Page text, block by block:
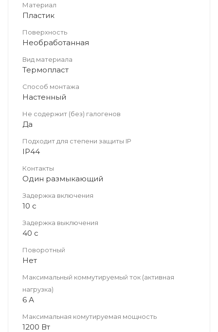
Материал
Пластик
Поверхность
Необработанная
Вид материала
Термопласт
Способ монтажа
Настенный
Не содержит (без) галогенов
Да
Подходит для степени защиты IP
IP44
Контакты
Один размыкающий
Задержка включения
10 с
Задержка выключения
40 с
Поворотный
Нет
Максимальный коммутируемый ток (активная
нагрузка)
6 А
Максимальная комутируемая мощность
1200 Вт